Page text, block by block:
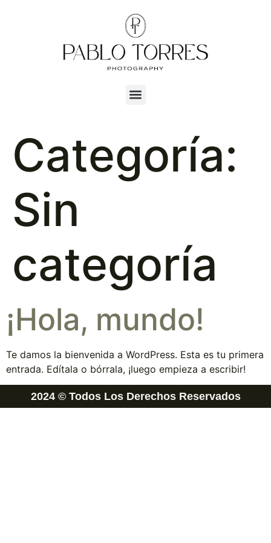
Categoría:
Sin
categoría
¡Hola, mundo!
Te damos la bienvenida a WordPress. Esta es tu primera
entrada. Edítala o bórrala, ¡luego empieza a escribir!
2024 © Todos Los Derechos Reservados